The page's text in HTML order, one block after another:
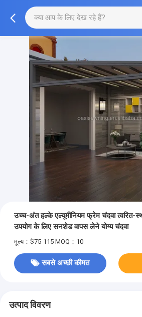
उच्च-अंत हल्के एल्यूमीनियम फ्रेम चंदवा त्वरित-
उपयोग के लिए सनशेड वापस लेने योग्य चंदवा
मूल्य：$75-115 MOQ：10
सबसे अच्छी कीमत
उत्पाद विवरण